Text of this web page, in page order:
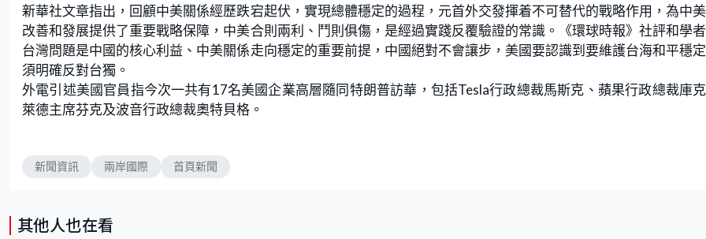
新華社文章指出，回顧中美關係經歷跌宕起伏，實現總體穩定的過程，元首外交發揮着不可替代的戰略作用，為中
改善和發展提供了重要戰略保障，中美合則兩利、鬥則俱傷，是經過實踐反覆驗證的常識。《環球時報》社評和學
台灣問題是中國的核心利益、中美關係走向穩定的重要前提，中國絕對不會讓步，美國要認識到要維護台海和平穩
須明確反對台獨。
外電引述美國官員指今次一共有17名美國企業高層隨同特朗普訪華，包括Tesla行政總裁馬斯克、蘋果行政總裁庫
萊德主席芬克及波音行政總裁奧特貝格。
新聞資訊 兩岸國際 首頁新聞
其他人也在看